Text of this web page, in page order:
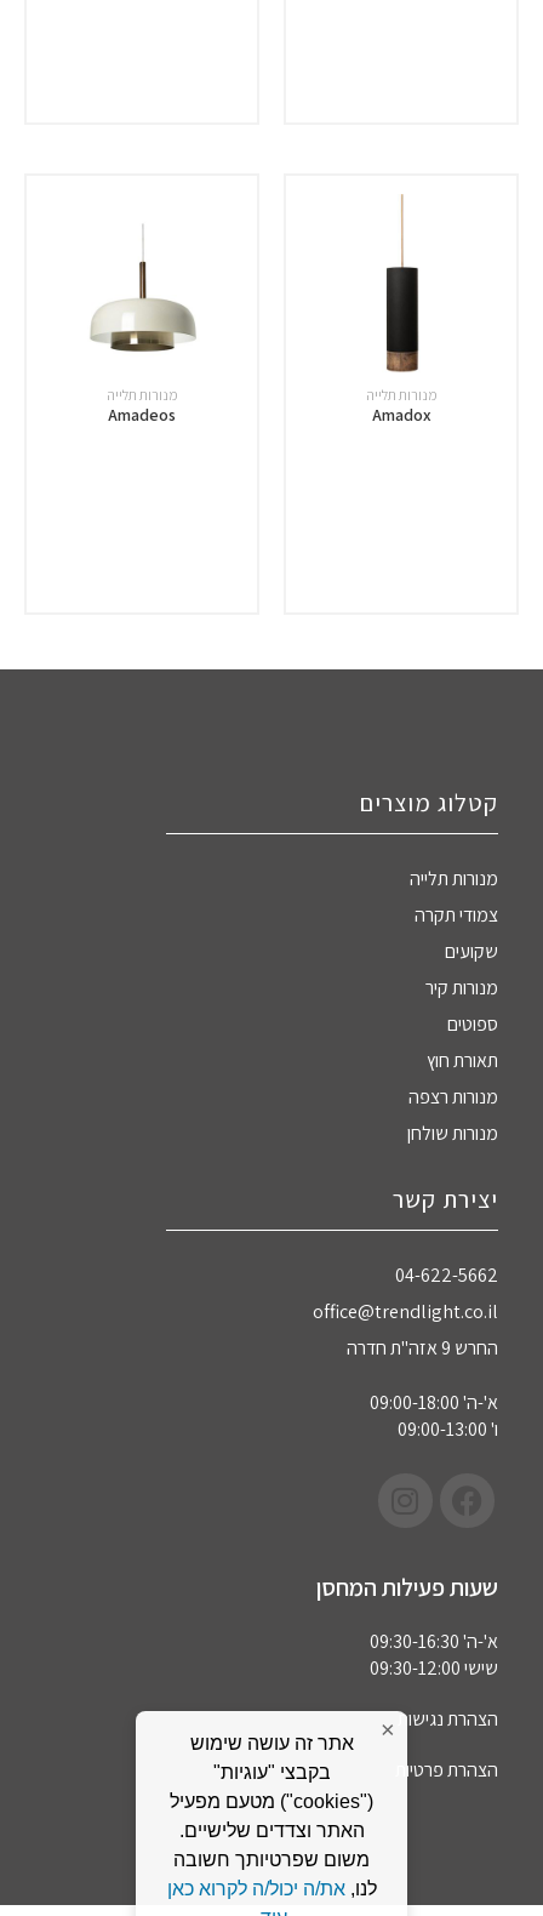
מנורות תלייה
Amadox
מנורות תלייה
Amadeos
קטלוג מוצרים
מנורות תלייה
צמודי תקרה
שקועים
מנורות קיר
ספוטים
תאורת חוץ
מנורות רצפה
מנורות שולחן
יצירת קשר
04-622-5662‏
office@trendlight.co.il
החרש 9 אזה"ת חדרה
א'-ה' 09:00-18:00
ו' 09:00-13:00
שעות פעילות המחסן
א'-ה' 09:30-16:30
שישי 09:30-12:00
הצהרת נגישות
הצהרת פרטיות
×
אתר זה עושה שימוש
בקבצי "עוגיות"
("cookies") מטעם מפעיל
האתר וצדדים שלישיים.
משום שפרטיותך חשובה
לנו,את/ה יכול/ה לקרוא כאן